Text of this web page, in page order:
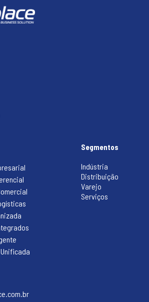
Segmentos
Indústria
Distribuição
Varejo
Serviços